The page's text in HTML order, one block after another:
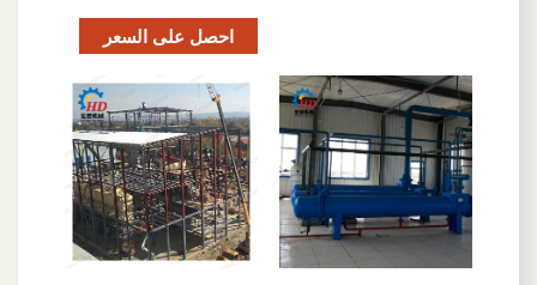
احصل على السعر